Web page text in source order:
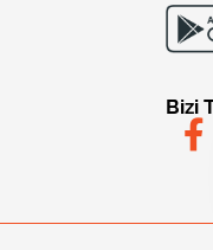
Bizi